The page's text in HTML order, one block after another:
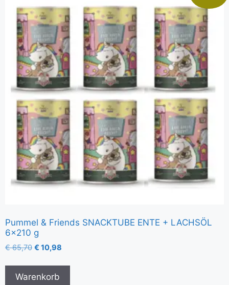
Pummel & Friends SNACKTUBE ENTE + LACHSÖL
6×210 g
€65,70 € 10,98
Warenkorb